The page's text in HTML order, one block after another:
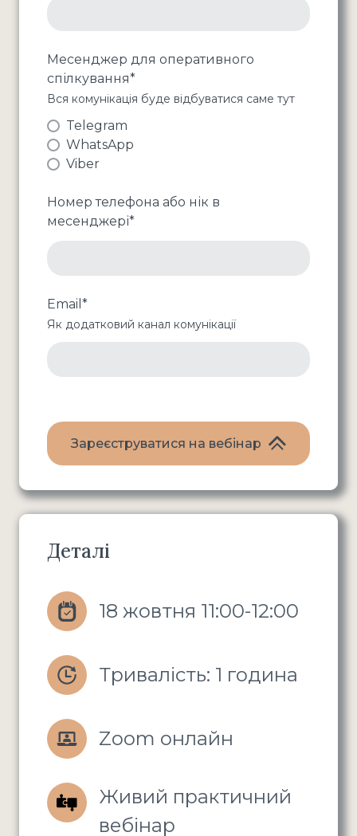
Месенджер для оперативного
спілкування*
Вся комунікація буде відбуватися саме тут
Telegram
WhatsApp
Viber
Номер телефона або нік в
месенджері*
Email *
Як додатковий канал комунікації
Зареєструватися на вебінар
Деталі
18 жовтня 11:00-12:00
Тривалість: 1 година
Zoom онлайн
Живий практичний
вебінар